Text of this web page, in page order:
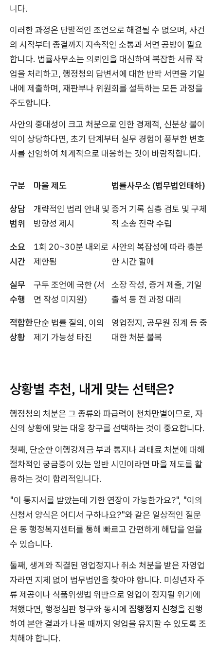
니다.
이러한 과정은 단발적인 조언으로 해결될 수 없으며, 사건
의 시작부터 종결까지 지속적인 소통과 서면 공방이 필요
합니다. 법률사무소는 의뢰인을 대신하여 복잡한 서류 작
업을 처리하고, 행정청의 답변서에 대한 반박 서면을 기일
내에 제출하며, 재판부나 위원회를 설득하는 모든 과정을
주도합니다.
사안의 중대성이 크고 처분으로 인한 경제적, 신분상 불이
익이 상당하다면, 초기 단계부터 실무 경험이 풍부한 변호
사를 선임하여 체계적으로 대응하는 것이 바람직합니다.
구분 마을 제도 법률사무소 (법무법인태하)
상담
범위
개략적인 법리 안내 및
방향성 제시
증거 기록 심층 검토 및 구체
적 소송 전략 수립
소요
시간
1회 20~30분 내외로
제한됨
사안의 복잡성에 따라 충분
한 시간 할애
실무
수행
구두 조언에 국한 (서
면 작성 미지원)
소장 작성, 증거 제출, 기일
출석 등 전 과정 대리
적합한
상황
단순 법률 질의, 이의
제기 가능성 타진
영업정지, 공무원 징계 등 중
대한 처분 불복
상황별 추천, 내게 맞는 선택은?
행정청의 처분은 그 종류와 파급력이 천차만별이므로, 자
신의 상황에 맞는 대응 창구를 선택하는 것이 중요합니다.
첫째, 단순한 이행강제금 부과 통지나 과태료 처분에 대해
절차적인 궁금증이 있는 일반 시민이라면 마을 제도를 활
용하는 것이 합리적입니다.
"이 통지서를 받았는데 기한 연장이 가능한가요?", "이의
신청서 양식은 어디서 구하나요?"와 같은 일상적인 질문
은 동 행정복지센터를 통해 빠르고 간편하게 해답을 얻을
수 있습니다.
둘째, 생계와 직결된 영업정지나 취소 처분을 받은 자영업
자라면 지체 없이 법무법인을 찾아야 합니다. 미성년자 주
류 제공이나 식품위생법 위반으로 영업이 정지될 위기에
처했다면, 행정심판 청구와 동시에 집행정지 신청을 진행
하여 본안 결과가 나올 때까지 영업을 유지할 수 있도록 조
치해야 합니다.